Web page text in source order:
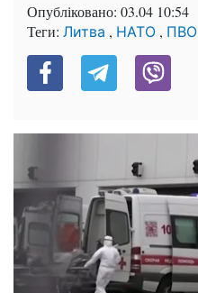
Опубліковано: 03.04 10:54
Теги: Литва , НАТО , ПВО